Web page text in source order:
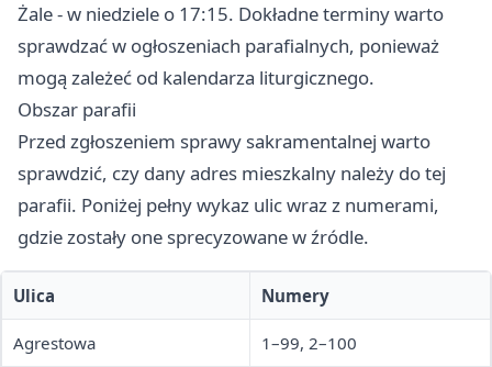
Żale - w niedziele o 17:15. Dokładne terminy warto
sprawdzać w ogłoszeniach parafialnych, ponieważ
mogą zależeć od kalendarza liturgicznego.
Obszar parafii
Przed zgłoszeniem sprawy sakramentalnej warto
sprawdzić, czy dany adres mieszkalny należy do tej
parafii. Poniżej pełny wykaz ulic wraz z numerami,
gdzie zostały one sprecyzowane w źródle.
Ulica Numery
Agrestowa 1–99, 2–100